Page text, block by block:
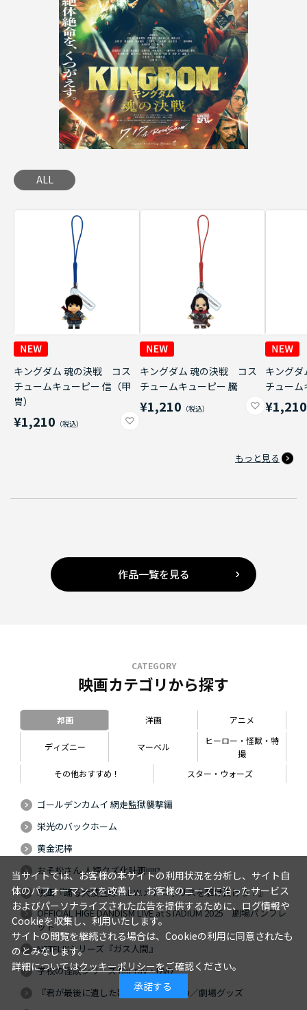
ALL
キングダム 魂の決戦 コス
チュームキューピー 信（甲
冑）
¥1,210
キングダム 魂の決戦 コス
チュームキューピー 騰
¥1,210
キング
チューム
¥1,210
もっと見る
作品一覧を見る
CATEGORY
映画カテゴリから探す
邦画 洋画 アニメ
ディズニー マーベル
ヒーロー・怪獣・特
撮
その他おすすめ！
スター・ウォーズ
ゴールデンカムイ 網走監獄襲撃編
栄光のバックホーム
黄金泥棒
おそ松さん 人類クズ化計画!!!!!?
映画『踊る大捜査線 N.E.W.メトロポリスを駆け抜けろ！』
OFFICIAL HIGE DANDISM LIVE at STADIUM 2025 劇場パンフレ
ット
NETFLIXシリーズ『ガス人間』
学校の怪談シリーズ Blu-ray・DVD
『君が最後に遺した歌』Blu-ray・DVD／劇場グッズ
当サイトでは、お客様の本サイトの利用状況を分析し、サイト自
体のパフォーマンスを改善し、お客様のニーズに沿ったサービス
およびパーソナライズされた広告を提供するために、ログ情報や
Cookieを収集し、利用いたします。
サイトの閲覧を継続される場合は、Cookieの利用に同意されたも
のとみなします。
詳細についてはクッキーポリシーをご確認ください。
承諾する